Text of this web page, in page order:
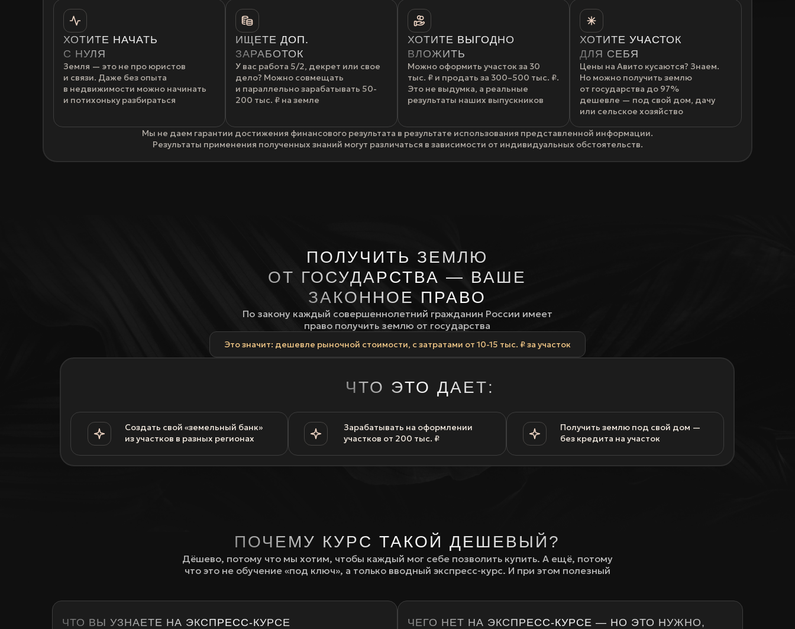
ХОТИТЕ НАЧАТЬ
С НУЛЯ
Земля — это не про юристов
и связи. Даже без опыта
в недвижимости можно начинать
и потихоньку разбираться
ИЩЕТЕ ДОП.
ЗАРАБОТОК
У вас работа 5/2, декрет или свое
дело? Можно совмещать
и параллельно зарабатывать 50-
200 тыс. ₽ на земле
ХОТИТЕ ВЫГОДНО
ВЛОЖИТЬ
Можно оформить участок за 30
тыс. ₽ и продать за 300–500 тыс. ₽.
Это не выдумка, а реальные
результаты наших выпускников
ХОТИТЕ УЧАСТОК
ДЛЯ СЕБЯ
Цены на Авито кусаются? Знаем.
Но можно получить землю
от государства до 97%
дешевле — под свой дом, дачу
или сельское хозяйство
Мы не даем гарантии достижения финансового результата в результате использования представленной информации.
Результаты применения полученных знаний могут различаться в зависимости от индивидуальных обстоятельств.
ПОЛУЧИТЬ ЗЕМЛЮ
ОТ ГОСУДАРСТВА — ВАШЕ
ЗАКОННОЕ ПРАВО
По закону каждый совершеннолетний гражданин России имеет
право получить землю от государства
Это значит: дешевле рыночной стоимости, с затратами от 10-15 тыс. ₽ за участок
Создать свой «земельный банк»
из участков в разных регионах
Зарабатывать на оформлении
участков от 200 тыс. ₽
Получить землю под свой дом —
без кредита на участок
ЧТО ЭТО ДАЕТ:
ПОЧЕМУ КУРС ТАКОЙ ДЕШЕВЫЙ?
Дёшево, потому что мы хотим, чтобы каждый мог себе позволить купить. А ещё, потому
что это не обучение «под ключ», а только вводный экспресс-курс. И при этом полезный
ЧТО ВЫ УЗНАЕТЕ НА ЭКСПРЕСС-КУРСЕ
ЧЕГО НЕТ НА ЭКСПРЕСС-КУРСЕ — НО ЭТО НУЖНО,